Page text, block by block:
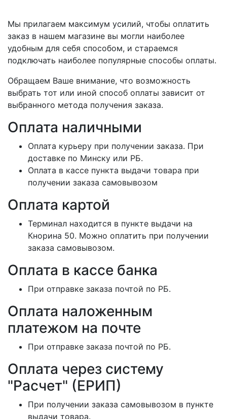
Мы прилагаем максимум усилий, чтобы оплатить
заказ в нашем магазине вы могли наиболее
удобным для себя способом, и стараемся
подключать наиболее популярные способы оплаты.
Обращаем Ваше внимание, что возможность
выбрать тот или иной способ оплаты зависит от
выбранного метода получения заказа.
Оплата наличными
Оплата курьеру при получении заказа. При
доставке по Минску или РБ.
Оплата в кассе пункта выдачи товара при
получении заказа самовывозом
Оплата картой
Терминал находится в пункте выдачи на
Кнорина 50. Можно оплатить при получении
заказа самовывозом.
Оплата в кассе банка
При отправке заказа почтой по РБ.
Оплата наложенным
платежом на почте
При отправке заказа почтой по РБ.
Оплата через систему
"Расчет" (ЕРИП)
При получении заказа самовывозом в пункте
выдачи товара.